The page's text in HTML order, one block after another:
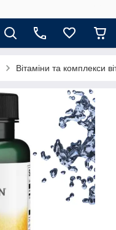
Вітаміни та комплекси